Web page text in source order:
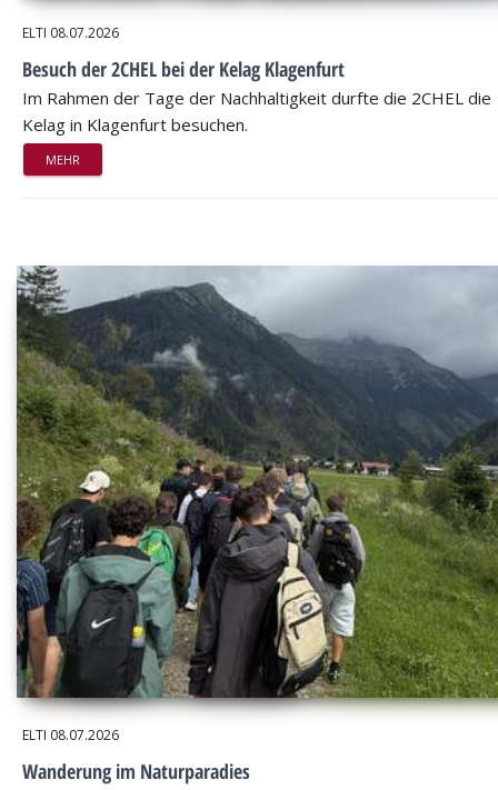
ELTI 08.07.2026
Besuch der 2CHEL bei der Kelag Klagenfurt
Im Rahmen der Tage der Nachhaltigkeit durfte die 2CHEL die
Kelag in Klagenfurt besuchen.
MEHR
ELTI 08.07.2026
Wanderung im Naturparadies